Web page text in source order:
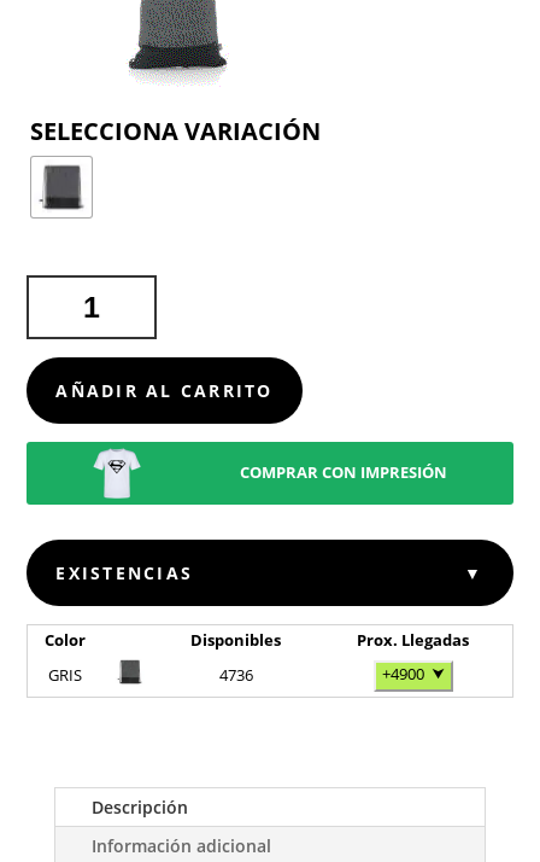
STABBY
CANTIDAD
AÑADIR AL CARRITO
COMPRAR CON IMPRESIÓN
EXISTENCIAS ▼
Color Disponibles
Prox. Llegadas
GRIS
4736 +4900 ⮟
Descripción
Información adicional